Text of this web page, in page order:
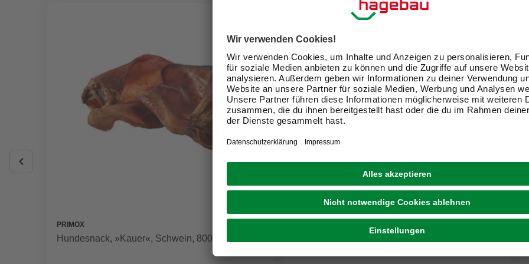
PRIMOX
Hundesnack, »Kauer«, Schwein, 800 g Hundesnack, Kalbshufe, 10 Stück